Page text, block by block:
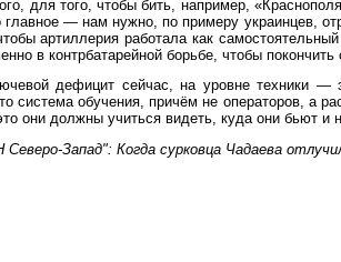
для того, чтобы бить, например,
— нам нужно, по примеру украинцев,
артиллерия работала как
в контрбатарейной борьбе, чтобы
дефицит сейчас, на уровне техники —
система обучения, причём не операторов, а
они должны учиться видеть, куда они бьют и
Запад": Когда сурковца Чадаева